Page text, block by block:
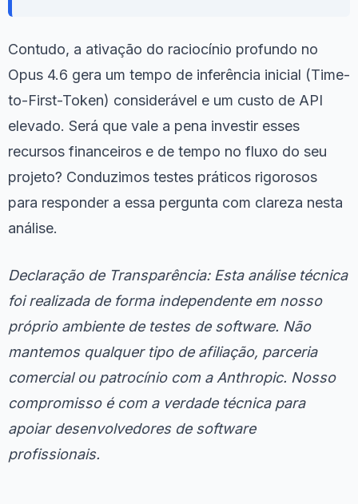
Contudo, a ativação do raciocínio profundo no
Opus 4.6 gera um tempo de inferência inicial (Time-
to-First-Token) considerável e um custo de API
elevado. Será que vale a pena investir esses
recursos financeiros e de tempo no fluxo do seu
projeto? Conduzimos testes práticos rigorosos
para responder a essa pergunta com clareza nesta
análise.
Declaração de Transparência: Esta análise técnica
foi realizada de forma independente em nosso
próprio ambiente de testes de software. Não
mantemos qualquer tipo de afiliação, parceria
comercial ou patrocínio com a Anthropic. Nosso
compromisso é com a verdade técnica para
apoiar desenvolvedores de software
profissionais.